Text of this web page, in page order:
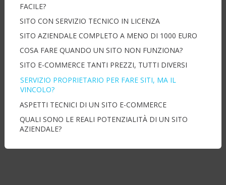
FACILE?
SITO CON SERVIZIO TECNICO IN LICENZA
SITO AZIENDALE COMPLETO A MENO DI 1000 EURO
COSA FARE QUANDO UN SITO NON FUNZIONA?
SITO E-COMMERCE TANTI PREZZI, TUTTI DIVERSI
SERVIZIO PROPRIETARIO PER FARE SITI, MA IL
VINCOLO?
ASPETTI TECNICI DI UN SITO E-COMMERCE
QUALI SONO LE REALI POTENZIALITÀ DI UN SITO
AZIENDALE?